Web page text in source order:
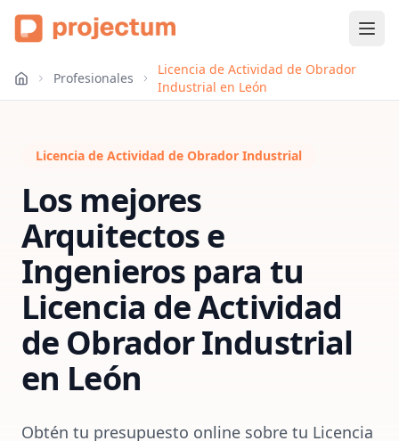
Profesionales
Licencia de Actividad de Obrador
Industrial en León
Licencia de Actividad de Obrador Industrial
Los mejores
Arquitectos e
Ingenieros para tu
Licencia de Actividad
de Obrador Industrial
en León
Obtén tu presupuesto online sobre tu Licencia